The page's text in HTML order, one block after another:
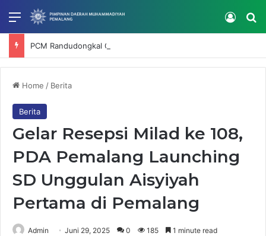
Menu Log In
Home / Berita
Berita
Gelar Resepsi Milad ke 108,
PDA Pemalang Launching
SD Unggulan Aisyiyah
Pertama di Pemalang
Admin Juni 29, 2025 0 185 1 minute read